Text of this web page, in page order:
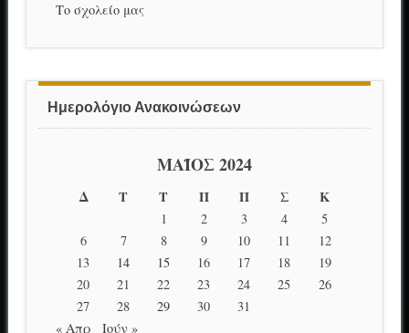
Το σχολείο μας
Ημερολόγιο Ανακοινώσεων
ΜΆΙΟΣ 2024
Δ Τ Τ Π Π Σ Κ
1 2 3 4
5
6
7 8 9 10 11
12
13
14 15 16 17 18
19
20
21 22 23 24 25
26
27
28 29 30
31
« Απρ
Ιούν »